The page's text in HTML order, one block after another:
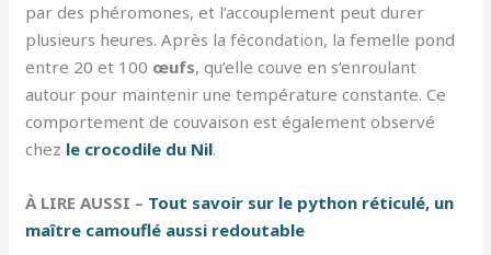
par des phéromones, et l’accouplement peut durer
plusieurs heures. Après la fécondation, la femelle pond
entre 20 et 100 œufs, qu’elle couve en s’enroulant
autour pour maintenir une température constante. Ce
comportement de couvaison est également observé
chez le crocodile du Nil.
À LIRE AUSSI – Tout savoir sur le python réticulé, un
maître camouflé aussi redoutable